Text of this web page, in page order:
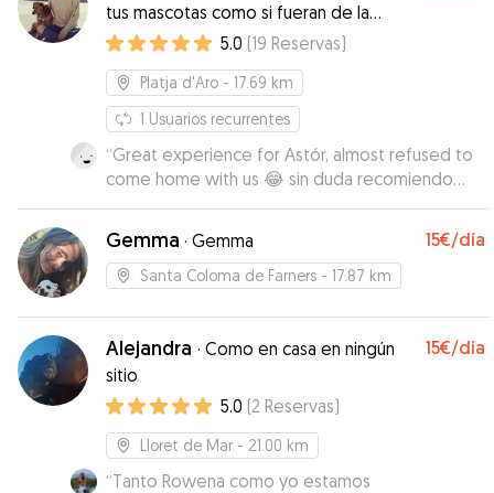
tus mascotas como si fueran de la
familia ❤️
5.0 (19 Reservas)
Platja d'Aro - 17.69 km
1 Usuarios recurrentes
“Great experience for Astór, almost refused to
come home with us 😂 sin duda recomiendo
Leire”
Gemma · Gemma 15€/día
Santa Coloma de Farners - 17.87 km
Alejandra · Como en casa en ningún
sitio
15€/día
5.0 (2 Reservas)
Lloret de Mar - 21.00 km
“Tanto Rowena como yo estamos